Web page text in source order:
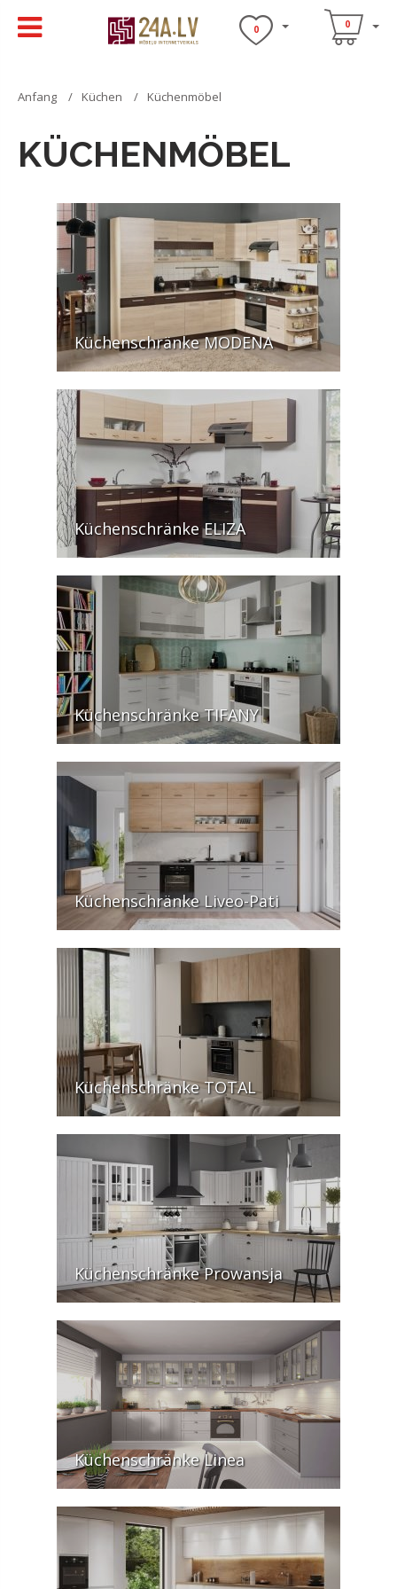
0 0
Anfang Küchen Küchenmöbel
KÜCHENMÖBEL
Küchenschränke MODENA
Küchenschränke ELIZA
Küchenschränke TIFANY
Küchenschränke Liveo-Pati
Küchenschränke TOTAL
Küchenschränke Prowansja
Küchenschränke Linea